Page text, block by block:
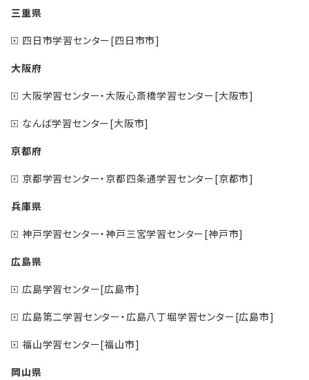
三重県
四日市学習センター[四日市市]
大阪府
大阪学習センター・大阪心斎橋学習センター[大阪市]
なんば学習センター[大阪市]
京都府
京都学習センター・京都四条通学習センター[京都市]
兵庫県
神戸学習センター・神戸三宮学習センター[神戸市]
広島県
広島学習センター[広島市]
広島第二学習センター・広島八丁堀学習センター[広島市]
福山学習センター[福山市]
岡山県